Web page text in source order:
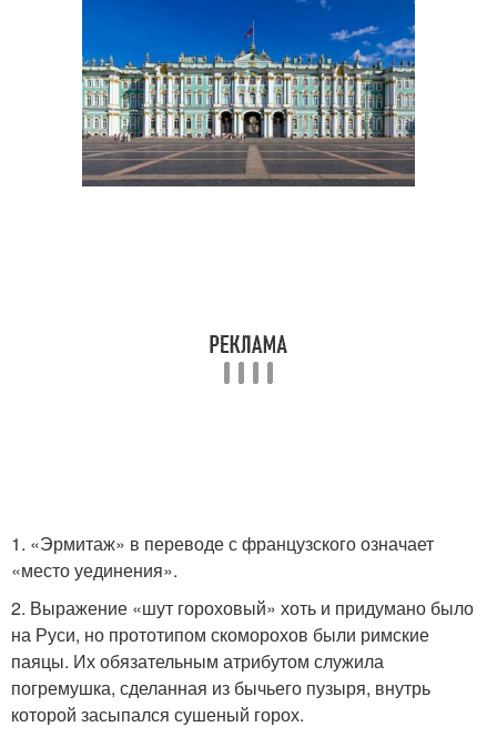
10 энциклопедические
факты
Страшные факты
Географические факты
Короткие факты
Факты об окружающем
1. «Эрмитаж» в переводе с французского означает
«место уединения».
2. Выражение «шут гороховый» хоть и придумано было
на Руси, но прототипом скоморохов были римские
паяцы. Их обязательным атрибутом служила
погремушка, сделанная из бычьего пузыря, внутрь
которой засыпался сушеный горох.